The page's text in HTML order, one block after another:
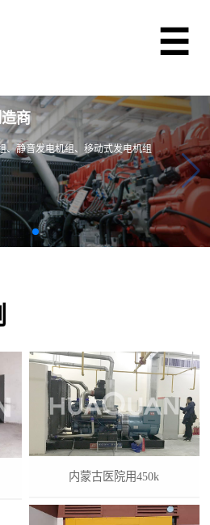
商
、静音发电机组、移动式发电机组
内蒙古医院用450k